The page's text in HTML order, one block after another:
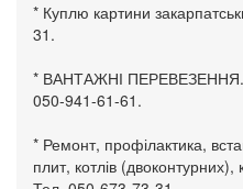
* Куплю картини
31.
* ВАНТАЖНІ ПЕРЕВЕЗЕННЯ.
050-941-61-61.
* Ремонт, профілактика,
плит, котлів (двоконтурних),